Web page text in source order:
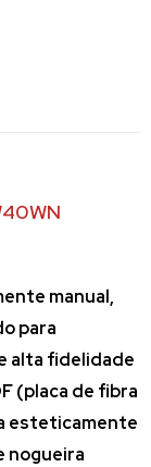
manual,
para
alta fidelidade
(placa de fibra
esteticamente
nogueira